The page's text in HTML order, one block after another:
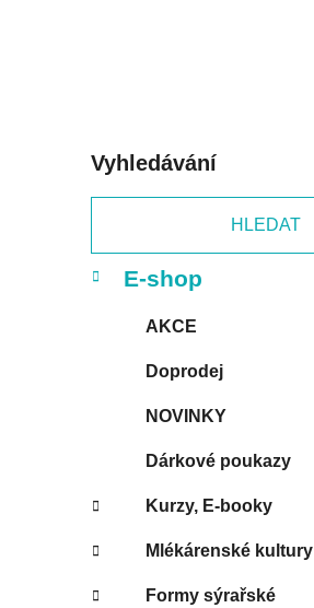
Vyhledávání
HLEDAT
kategorie
K
a
E-shop
AKCE
Doprodej
NOVINKY
Dárkové poukazy
Kurzy, E-booky
Mlékárenské kultury
Formy sýrařské